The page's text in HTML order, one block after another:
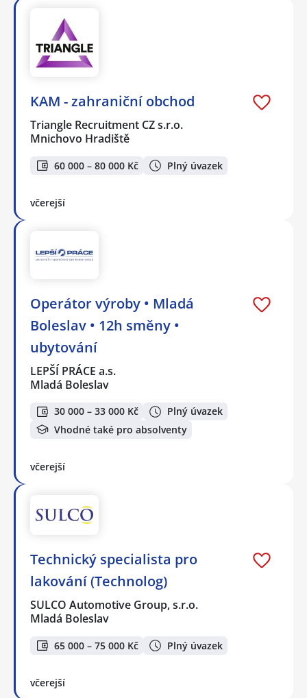
KAM - zahraniční obchod
Triangle Recruitment CZ s.r.o.
Mnichovo Hradiště
60 000 – 80 000 Kč Plný úvazek
včerejší
Operátor výroby • Mladá
Boleslav • 12h směny •
ubytování
LEPŠÍ PRÁCE a.s.
Mladá Boleslav
30 000 – 33 000 Kč
Plný úvazek
Vhodné také pro absolventy
včerejší
Technický specialista pro
lakování (Technolog)
SULCO Automotive Group, s.r.o.
Mladá Boleslav
65 000 – 75 000 Kč Plný úvazek
včerejší